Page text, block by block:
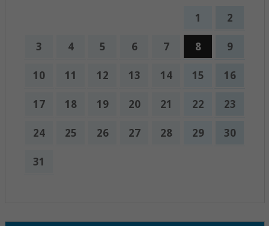
1 2
3 4 5 6 7 8 9
10 11 12 13 14 15 16
17 18 19 20 21 22 23
24 25 26 27 28 29 30
31